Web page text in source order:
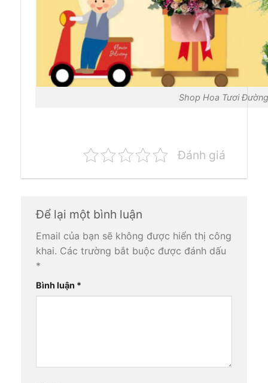
Shop Hoa Tươi
Đánh giá
Để lại một bình luận
Email của bạn sẽ không được hiển thị công
khai. Các trường bắt buộc được đánh dấu
*
Bình luận *